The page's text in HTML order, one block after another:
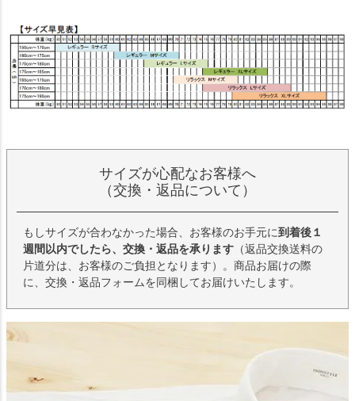
サイズが心配なお客様へ
（交換・返品について）
もしサイズが合わなかった場合、お客様のお手元に到着後１
週間以内でしたら、交換・返品を承ります （返品交換送料の
片道分は、お客様のご負担となります）。商品お届けの際
に、交換・返品フォームを同梱してお届けいたします。